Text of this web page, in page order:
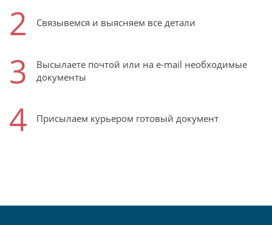
2 Связывемся и выясняем все детали
3
Высылаете почтой или на e-mail необходимые
документы
4 Присылаем курьером готовый документ